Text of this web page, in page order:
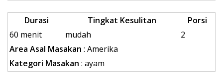
Durasi Tingkat Kesulitan
Porsi
60 menit
mudah
2
Area Asal Masakan : Amerika
Kategori Masakan : ayam